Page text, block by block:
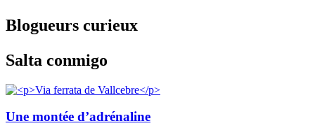
Blogueurs curieux
Salta conmigo
Une montée d’adrénaline